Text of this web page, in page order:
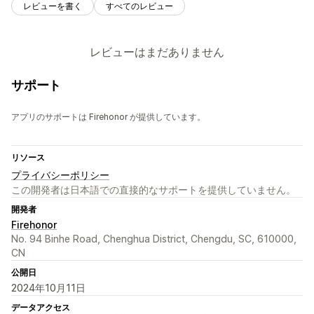
レビューを書く すべてのレビュー
レビューはまだありません
サポート
アプリのサポートは Firehonor が提供しています。
リソース
プライバシーポリシー
この開発者は日本語での直接的なサポートを提供していません。
開発者
Firehonor
No. 94 Binhe Road, Chenghua District, Chengdu, SC, 610000,
CN
公開日
2024年10月11日
データアクセス